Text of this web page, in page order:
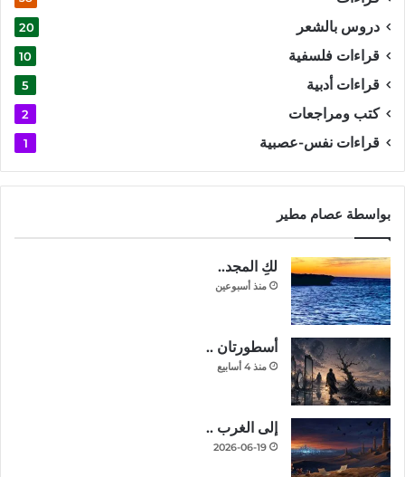
دروس بالشعر 20
قراءات فلسفية 10
قراءات أدبية 5
كتب ومراجعات 2
قراءات نفس-عصبية 1
بواسطة عصام مطير
لكِ المجد..
منذ أسبوعين
أسطورتان ..
منذ 4 أسابيع
إلى الغرب ..
2026-06-19